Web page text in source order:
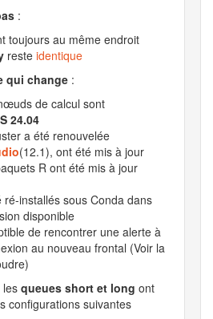
:
toujours au même endroit
reste identique
qui change :
de calcul sont
24.04
a été renouvelée
(12.1), ont été mis à jour
R ont été mis à jour
ré-installés sous Conda dans
disponible
de rencontrer une alerte à
au nouveau frontal (Voir la
les queues short et long ont
configurations suivantes